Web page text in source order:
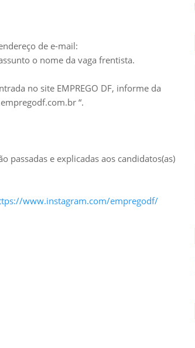
de e-mail:
o nome da vaga frentista.
no site EMPREGO DF, informe da
“.
passadas e explicadas aos candidatos(as)
www.instagram.com/empregodf/